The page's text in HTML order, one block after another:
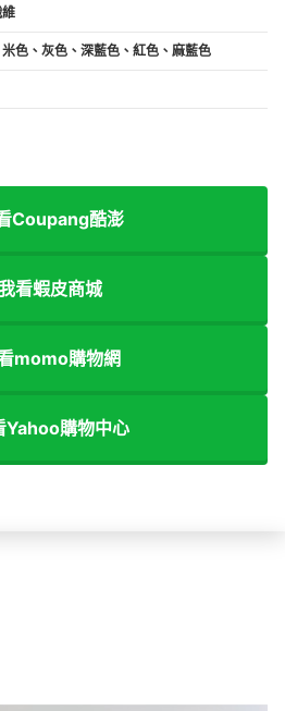
色、灰色、深藍色、紅色、麻藍色
Coupang酷澎
看蝦皮商城
momo購物網
Yahoo購物中心